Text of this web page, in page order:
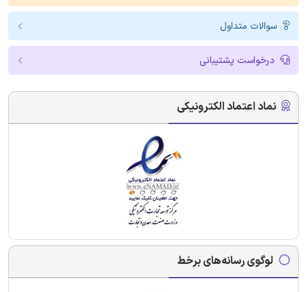
سوالات متداول
درخواست پشتیبانی
نماد اعتماد الکترونیکی
لوگوی رسانه‌های برخط